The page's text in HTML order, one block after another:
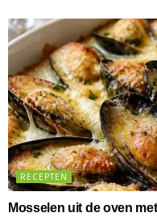
RECEPTEN
Mosselen uit de oven